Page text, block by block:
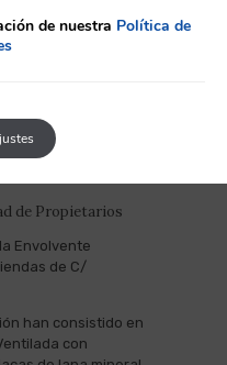
de Propietarios
Envolvente
de C/
han consistido en
con
de nuestra Política de